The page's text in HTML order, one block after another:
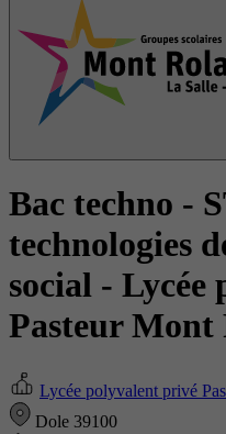
Bac techno -
technologies
social - Lycée
Pasteur Mont
Lycée polyvalent privé
Dole 39100